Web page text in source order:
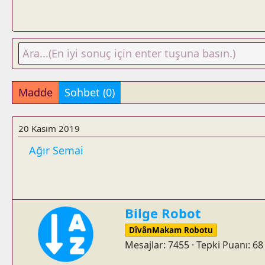
Madde Sohbet (0)
20 Kasım 2019
Ağır Semai
W
r
i
t
Bilge Robot
DîvânMakam Robotu
Mesajlar 7455 Tepki Puanı 68